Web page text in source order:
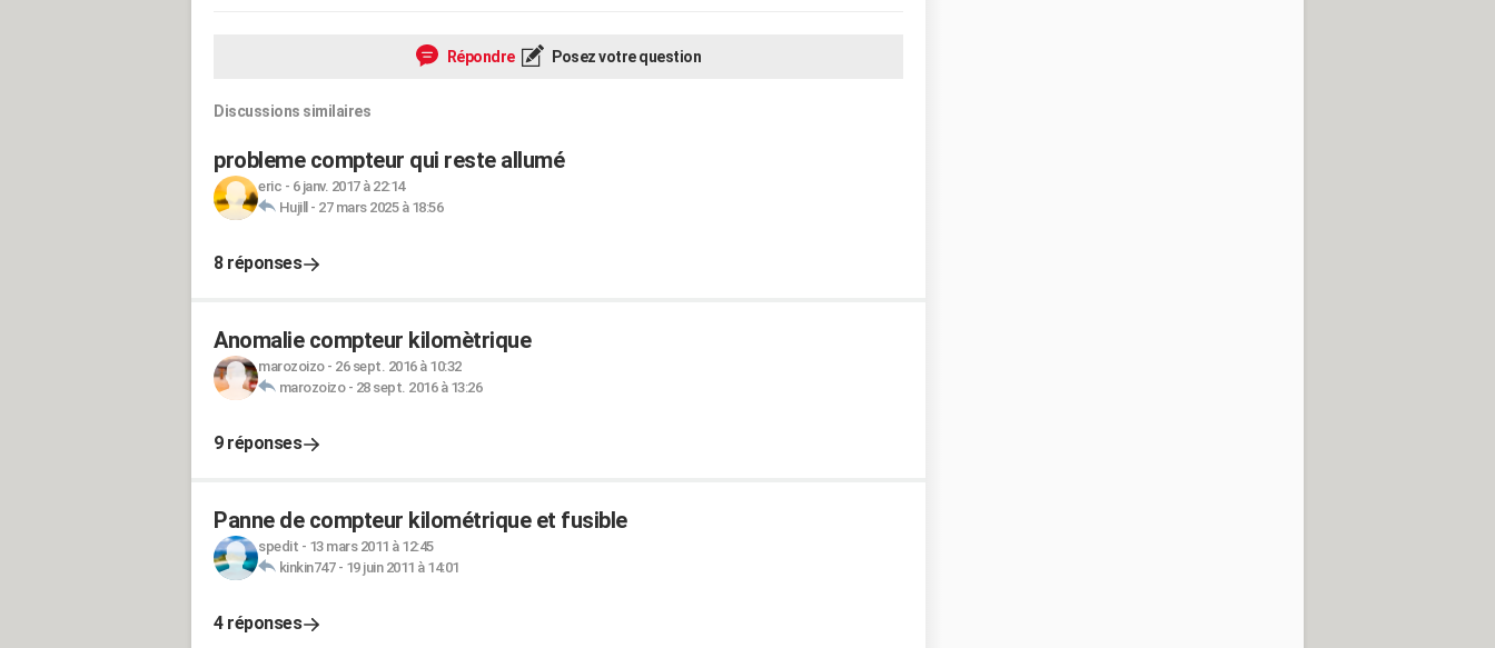
Répondre Posez votre question
Discussions similaires
probleme compteur qui reste allumé
eric - 6 janv. 2017 à 22:14
Hujill - 27 mars 2025 à 18:56
8 réponses
Anomalie compteur kilomètrique
marozoizo- 26 sept. 2016 à 10:32
marozoizo- 28 sept. 2016 à 13:26
9 réponses
Panne de compteur kilométrique et fusible
spedit - 13 mars 2011 à 12:45
kinkin747- 19 juin 2011 à 14:01
4 réponses